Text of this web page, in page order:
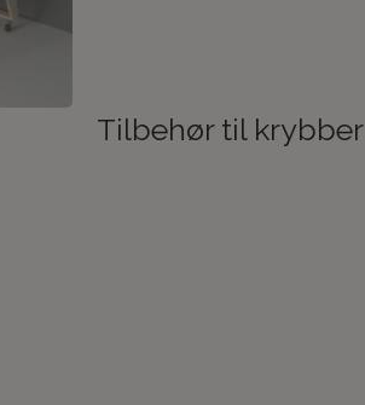
Tilbehør til krybber